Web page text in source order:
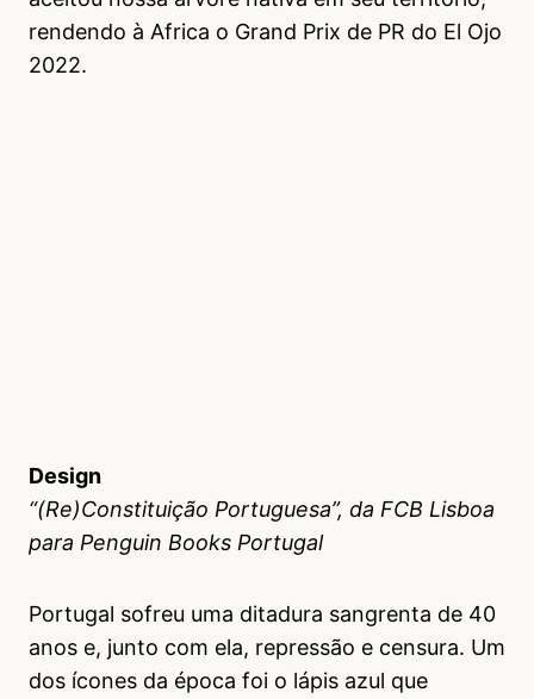
rendendo à Africa o Grand Prix de PR do El Ojo
2022.
Design
“(Re)Constituição Portuguesa”, da FCB Lisboa
para Penguin Books Portugal
Portugal sofreu uma ditadura sangrenta de 40
anos e, junto com ela, repressão e censura. Um
dos ícones da época foi o lápis azul que